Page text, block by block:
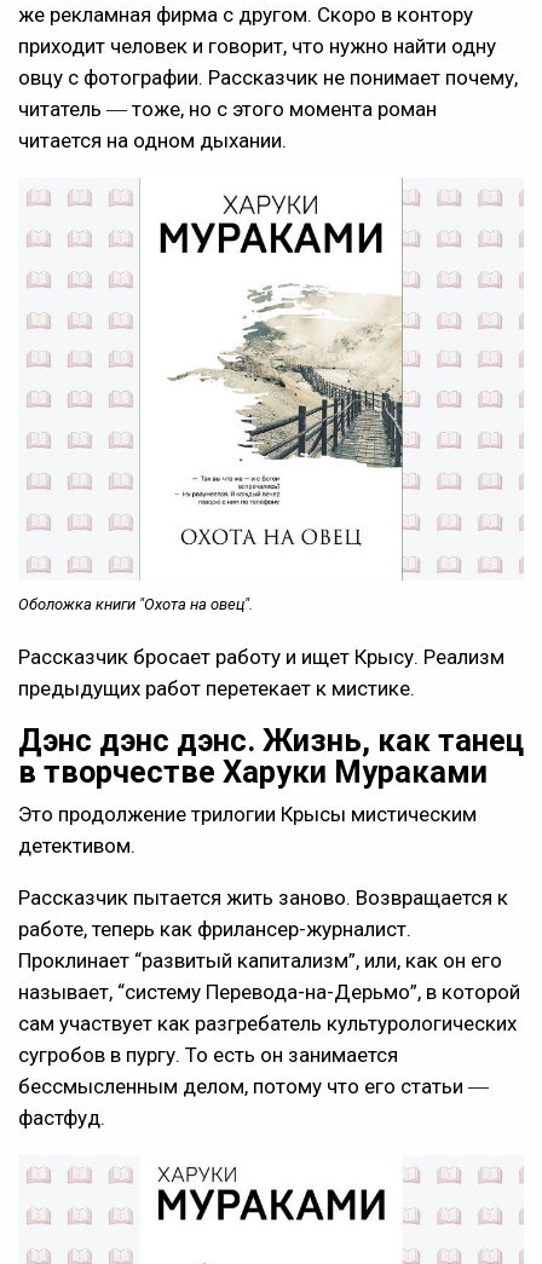
же рекламная фирма с другом. Скоро в контору
приходит человек и говорит, что нужно найти одну
овцу с фотографии. Рассказчик не понимает почему,
читатель ― тоже, но с этого момента роман
читается на одном дыхании.
Оболожка книги "Охота на овец".
Рассказчик бросает работу и ищет Крысу. Реализм
предыдущих работ перетекает к мистике.
Дэнс дэнс дэнс. Жизнь, как танец
в творчестве Харуки Мураками
Это продолжение трилогии Крысы мистическим
детективом.
Рассказчик пытается жить заново. Возвращается к
работе, теперь как фрилансер-журналист.
Проклинает “развитый капитализм”, или, как он его
называет, “систему Перевода-на-Дерьмо”, в которой
сам участвует как разгребатель культурологических
сугробов в пургу. То есть он занимается
бессмысленным делом, потому что его статьи ―
фастфуд.